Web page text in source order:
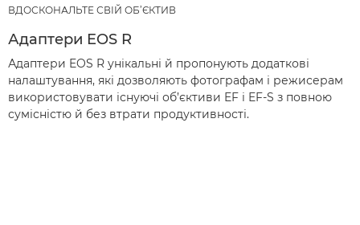
ВДОСКОНАЛЬТЕ СВІЙ ОБ’ЄКТИВ
Адаптери EOS R
Адаптери EOS R унікальні й пропонують додаткові
налаштування, які дозволяють фотографам і режисерам
використовувати існуючі об’єктиви EF і EF-S з повною
сумісністю й без втрати продуктивності.